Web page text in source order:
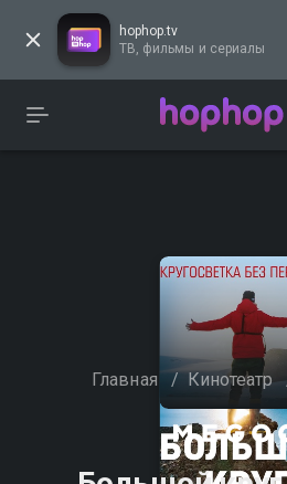
hophop.tv
ТВ, фильмы и сериалы
Главная / Кинотеатр